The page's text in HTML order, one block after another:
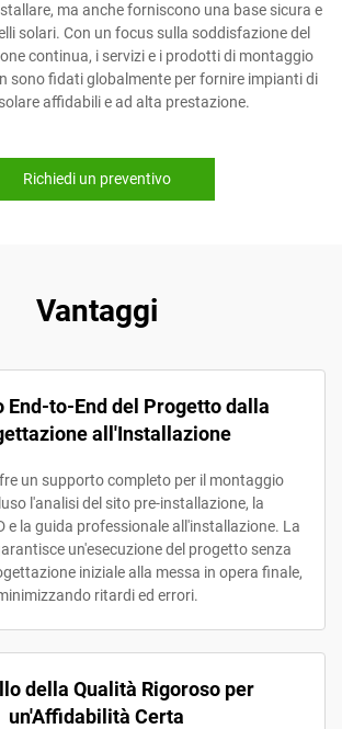
ma anche forniscono una base sicura e
solari. Con un focus sulla soddisfazione del
continua, i servizi e i prodotti di montaggio
sono fidati globalmente per fornire impianti di
affidabili e ad alta prestazione.
Richiedi un preventivo
Vantaggi
End-to-End del Progetto dalla
all'Installazione
un supporto completo per il montaggio
l'analisi del sito pre-installazione, la
e la guida professionale all'installazione. La
un'esecuzione del progetto senza
iniziale alla messa in opera finale,
ritardi ed errori.
della Qualità Rigoroso per
un'Affidabilità Certa